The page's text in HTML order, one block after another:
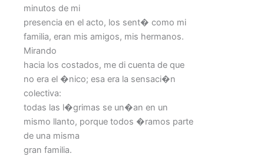
minutos de mi
presencia en el acto, los sent� como mi
familia, eran mis amigos, mis hermanos.
Mirando
hacia los costados, me di cuenta de que
no era el �nico; esa era la sensaci�n
colectiva:
todas las l�grimas se un�an en un
mismo llanto, porque todos �ramos parte
de una misma
gran familia.